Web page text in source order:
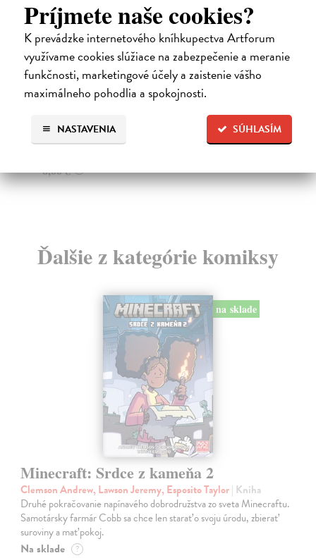
Príjmete naše cookies?
K prevádzke internetového kníhkupectva Artforum
využívame cookies slúžiace na zabezpečenie a meranie
funkčnosti, marketingové účely a zaistenie vášho
maximálneho pohodlia a spokojnosti.
SÚHLASÍM
NASTAVENIA
The Prince and the Pauper (A2)
Twain Mark| Kniha
A young beggar boy meets the Prince of Wales by
chance. It is a moment that will change their lives ...
5,82 €
6,00 € ?
Ďalšie z kategórie komiksy
na sklade
Minecraft: Srdce z kameňa 2
Clemson Andrew, Lawson Jeremy, Esposito Taylor| Kniha
Druhé pokračovanie napínavého dobrodružstva zo sveta Minecraftu.
Samotársky farmár Cobb sa chce len starať o svoju úrodu, zbierať
suroviny a mať pokoj.
Na sklade ?